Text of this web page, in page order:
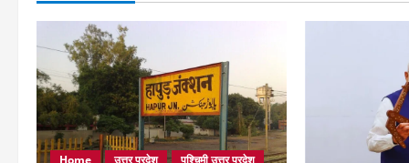
Home उत्तर प्रदेश पश्चिमी उत्तर प्रदेश